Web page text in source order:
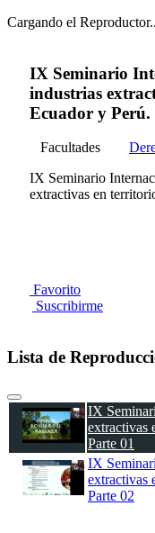
Cargando el
IX Seminario
industrias
Ecuador y Perú.
Facultades
IX Seminario
extractivas en
Favorito
Suscribirme
Lista de
IX
extractivas
Parte 01
IX
extractivas
Parte 02